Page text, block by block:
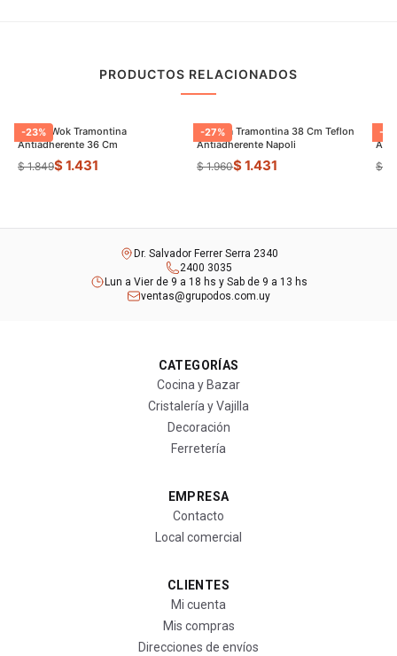
PRODUCTOS RELACIONADOS
-23%
Sarten Wok Tramontina
Antiadherente 36 Cm
$ 1.849$ 1.431
-27%
Paellera Tramontina 38 Cm Teflon
Antiadherente Napoli
$ 1.960$ 1.431
-
$
Dr. Salvador Ferrer Serra 2340
2400 3035
Lun a Vier de 9 a 18 hs y Sab de 9 a 13 hs
ventas@grupodos.com.uy
CATEGORÍAS
Cocina y Bazar
Cristalería y Vajilla
Decoración
Ferretería
EMPRESA
Contacto
Local comercial
CLIENTES
Mi cuenta
Mis compras
Direcciones de envíos